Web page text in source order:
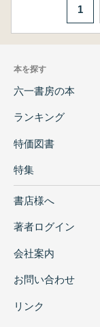
1
本を探す
六一書房の本
ランキング
特価図書
特集
書店様へ
著者ログイン
会社案内
お問い合わせ
リンク